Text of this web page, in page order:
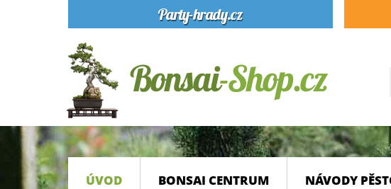
ÚVOD BONSAI CENTRUM NÁVODY